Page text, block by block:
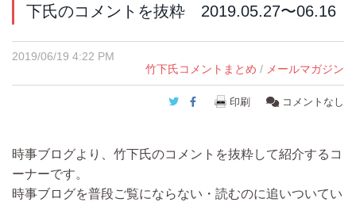
下氏のコメントを抜粋 2019.05.27〜06.16
2019/06/19 4:22 PM
竹下氏コメントまとめ / メールマガジン
Twitter
Facebook
印刷 コメントなし
時事ブログより、竹下氏のコメントを抜粋して紹介するコ
ーナーです。
時事ブログを普段ご覧にならない・読むのに追いついてい